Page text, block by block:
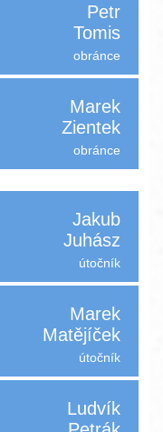
Petr
Tomis
obránce
Marek
Zientek
obránce
Jakub
Juhász
útočník
Marek
Matějíček
útočník
Ludvík